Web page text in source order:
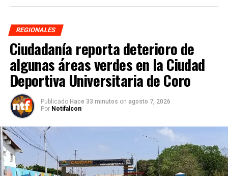
REGIONALES
Ciudadanía reporta deterioro de
algunas áreas verdes en la Ciudad
Deportiva Universitaria de Coro
Publicado Hace 33 minutos on agosto 7, 2026
Por Notifalcon